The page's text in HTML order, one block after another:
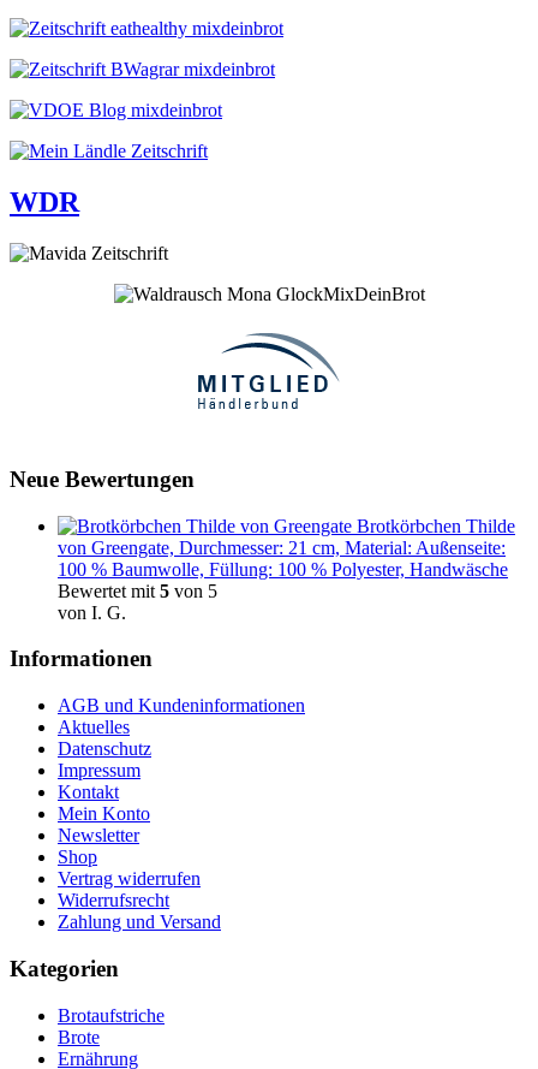
WDR
Neue Bewertungen
Brotkörbchen Thilde
von Greengate, Durchmesser: 21 cm, Material: Außenseite:
100 % Baumwolle, Füllung: 100 % Polyester, Handwäsche
Bewertet mit 5 von 5
von I. G.
Informationen
AGB und Kundeninformationen
Aktuelles
Datenschutz
Impressum
Kontakt
Mein Konto
Newsletter
Shop
Vertrag widerrufen
Widerrufsrecht
Zahlung und Versand
Kategorien
Brotaufstriche
Brote
Ernährung